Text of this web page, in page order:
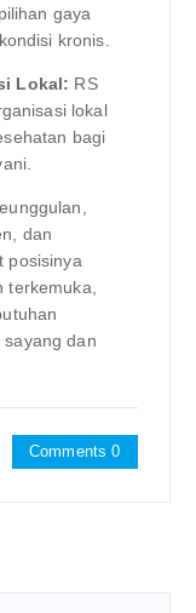
gaya
kronis.
Lokal: RS
lokal
bagi
dan
posisinya
terkemuka,
dan
Comments 0